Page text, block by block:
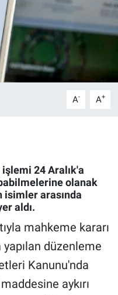
A- A+
24 Aralık'a
olanak
isimler arasında
aldı.
mahkeme kararı
yapılan düzenleme
Kanunu'nda
aykırı